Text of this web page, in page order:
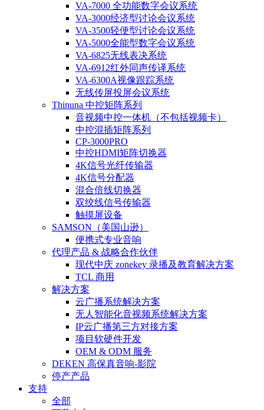
VA-7000 全功能数字会议系统
VA-3000经济型讨论会议系统
VA-3500轻便型讨论会议系统
VA-5000全能型数字会议系统
VA-6825无线表决系统
VA-6912红外同声传译系统
VA-6300A视像跟踪系统
无线传屏投屏会议系统
Thinuna 中控矩阵系列
音视频中控一体机（不包括视频卡）
中控混插矩阵系列
CP-3000PRO
中控HDMI矩阵切换器
4K信号光纤传输器
4K信号分配器
混合倍线切换器
双绞线信号传输器
触摸屏设备
SAMSON（美国山逊）
便携式专业音响
代理产品 & 战略合作伙伴
现代中庆 zonekey 录播及教育解决方案
TCL 商用
解决方案
云广播系统解决方案
无人智能化音视频系统解决方案
IP云广播第三方对接方案
项目软硬件开发
OEM & ODM 服务
DEKEN 高保真音响-影院
停产产品
支持
全部